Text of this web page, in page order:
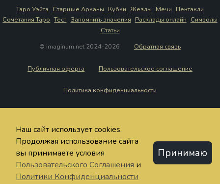
Таро Уэйта Старшие Арканы Кубки Жезлы Мечи Пентакли
Сочетания Таро Тест Запомнить значения Расклады онлайн Символы
Статьи
© imaginum.net 2024-2026
Обратная связь
Публичная оферта Пользовательское соглашение
Политика конфиденциальности
Наш сайт использует cookies.
Продолжая использование сайта
вы принимаете условия
Пользовательского Соглашения и
Политики Конфиденциальности
Принимаю